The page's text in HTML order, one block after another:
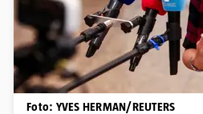
Foto: YVES HERMAN/REUTERS